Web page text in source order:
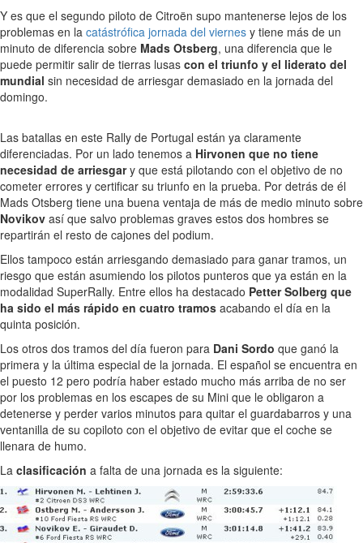
Y es que el segundo piloto de Citroën supo mantenerse lejos de los
problemas en la catástrófica jornada del viernes y tiene más de un
minuto de diferencia sobre Mads Otsberg, una diferencia que le
puede permitir salir de tierras lusas con el triunfo y el liderato del
mundial sin necesidad de arriesgar demasiado en la jornada del
domingo.
Las batallas en este Rally de Portugal están ya claramente
diferenciadas. Por un lado tenemos a Hirvonen que no tiene
necesidad de arriesgary que está pilotando con el objetivo de no
cometer errores y certificar su triunfo en la prueba. Por detrás de él
Mads Otsberg tiene una buena ventaja de más de medio minuto sobre
Novikov así que salvo problemas graves estos dos hombres se
repartirán el resto de cajones del podium.
Ellos tampoco están arriesgando demasiado para ganar tramos, un
riesgo que están asumiendo los pilotos punteros que ya están en la
modalidad SuperRally. Entre ellos ha destacado Petter Solberg que
ha sido el más rápido en cuatro tramos acabando el día en la
quinta posición.
Los otros dos tramos del día fueron para Dani Sordo que ganó la
primera y la última especial de la jornada. El español se encuentra en
el puesto 12 pero podría haber estado mucho más arriba de no ser
por los problemas en los escapes de su Mini que le obligaron a
detenerse y perder varios minutos para quitar el guardabarros y una
ventanilla de su copiloto con el objetivo de evitar que el coche se
llenara de humo.
La clasificación a falta de una jornada es la siguiente: